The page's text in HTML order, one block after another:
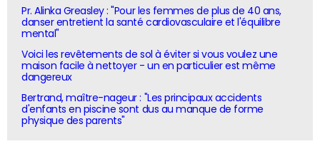
Pr. Alinka Greasley : "Pour les femmes de plus de 40 ans,
danser entretient la santé cardiovasculaire et l'équilibre
mental"
Voici les revêtements de sol à éviter si vous voulez une
maison facile à nettoyer - un en particulier est même
dangereux
Bertrand, maître-nageur : "Les principaux accidents
d'enfants en piscine sont dus au manque de forme
physique des parents"